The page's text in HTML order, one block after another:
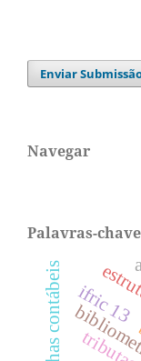
Enviar
Navegar
Palavras-chave
ifric 13
escolhas contábeis